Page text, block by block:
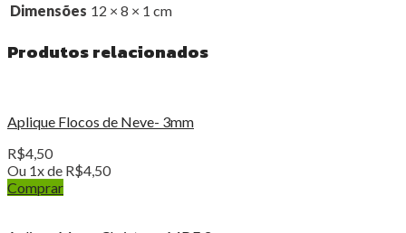
Dimensões 12 × 8 × 1 cm
Produtos relacionados
Aplique Flocos de Neve- 3mm
R$4,50
Ou 1x de R$4,50
Comprar